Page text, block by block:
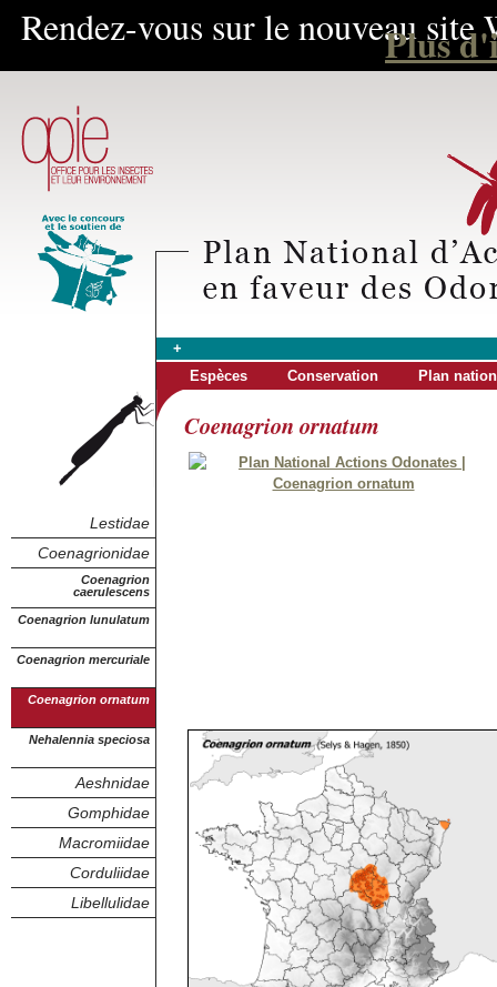
Rendez-vous sur le nouveau
Plus
+
Espèces
Conservation Plan
Lestidae
Coenagrionidae
Coenagrion
caerulescens
Coenagrion lunulatum
Coenagrion mercuriale
Coenagrion ornatum
Nehalennia speciosa
Aeshnidae
Gomphidae
Macromiidae
Corduliidae
Libellulidae
Coenagrion ornatum